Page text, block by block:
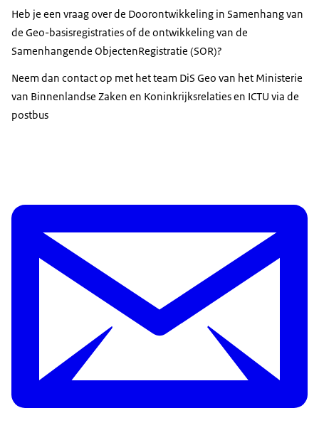
Heb je een vraag over de Doorontwikkeling in Samenhang van
de Geo-basisregistraties of de ontwikkeling van de
Samenhangende ObjectenRegistratie (SOR)?
Neem dan contact op met het team DiS Geo van het Ministerie
van Binnenlandse Zaken en Koninkrijksrelaties en ICTU via de
postbus